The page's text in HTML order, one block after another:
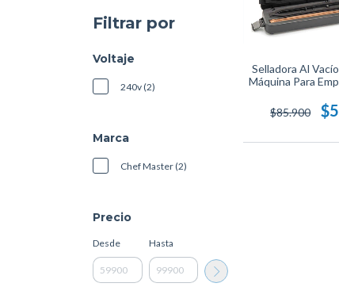
Filtrar por
Voltaje
240v (2)
Marca
Chef Master (2)
Precio
Desde Hasta
Selladora Al
Máquina Para
$85.900